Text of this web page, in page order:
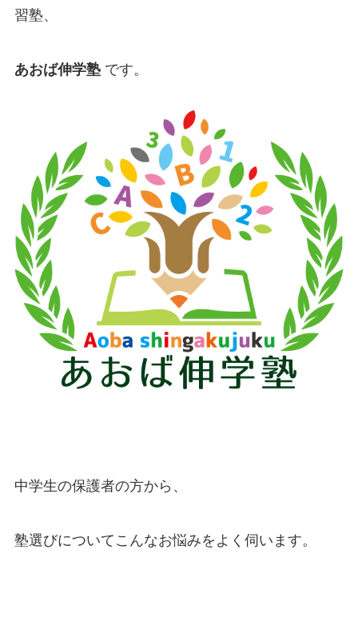
習塾、
あおば伸学塾です。
中学生の保護者の方から、
塾選びについてこんなお悩みをよく伺います。